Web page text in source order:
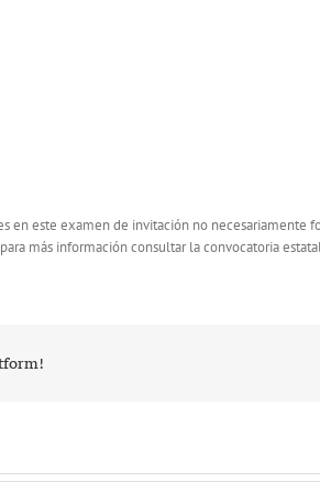
en este examen de invitación no necesariamente
más información consultar la convocatoria